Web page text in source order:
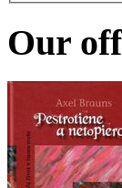
Our